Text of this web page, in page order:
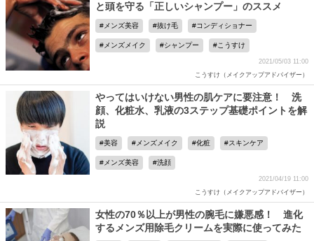
と頭を守る「正しいシャンプー」のススメ
メンズ美容 抜け毛 コンディショナー
メンズメイク シャンプー こうすけ
2021/05/03 11:00
こうすけ（メイクアップアドバイザー）
やってはいけない男性の肌ケアに要注意！ 洗
顔、化粧水、乳液の3ステップ基礎ポイントを解
説
美容 メンズメイク 化粧 スキンケア
メンズ美容 洗顔
2021/04/19 11:00
こうすけ（メイクアップアドバイザー）
女性の70％以上が男性の腕毛に嫌悪感！ 進化
するメンズ用除毛クリームを実際に使ってみた